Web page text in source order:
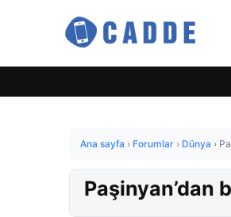
Ana sayfa › Forumlar › Dünya ›
Paşinyan’dan